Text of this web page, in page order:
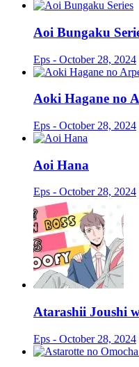
Aoi Bungaku
Eps - October 28, 2024
Aoki Hagane no
Eps - October 28, 2024
Aoi Hana
Eps - October 28, 2024
Atarashii Joushi
Eps - October 28, 2024